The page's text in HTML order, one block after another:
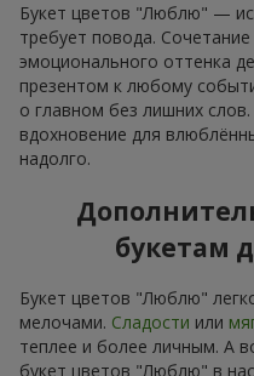
Букет цветов "Люблю" —
требует повода.
эмоционального оттенка
презентом к любому
о главном без лишних
вдохновение для
надолго.
букетам
Букет цветов "Люблю"
мелочами. Сладости или
теплее и более личным. А
букет цветов "Люблю" в